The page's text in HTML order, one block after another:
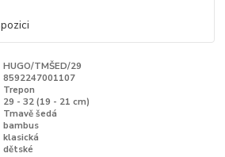
HUGO/TMŠED/29
8592247001107
Trepon
29 - 32 (19 - 21 cm)
Tmavě šedá
bambus
klasická
dětské